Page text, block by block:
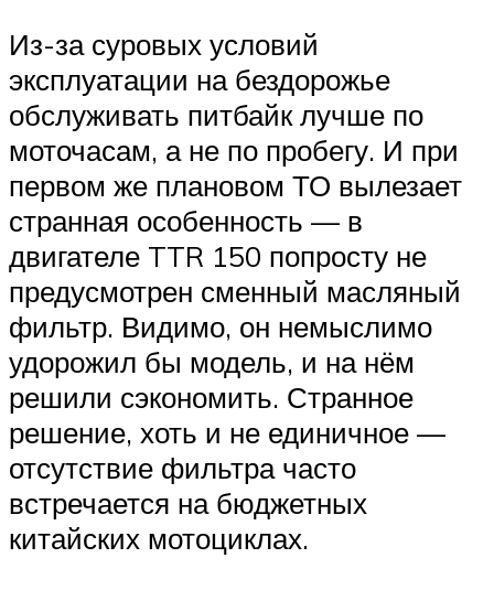
Из-за суровых условий
эксплуатации на бездорожье
обслуживать питбайк лучше по
моточасам, а не по пробегу. И при
первом же плановом ТО вылезает
странная особенность — в
двигателе TTR 150 попросту не
предусмотрен сменный масляный
фильтр. Видимо, он немыслимо
удорожил бы модель, и на нём
решили сэкономить. Странное
решение, хоть и не единичное —
отсутствие фильтра часто
встречается на бюджетных
китайских мотоциклах.